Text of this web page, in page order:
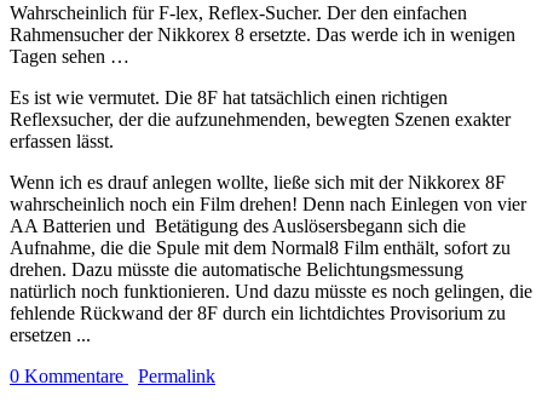
Wahrscheinlich für F-lex, Reflex-Sucher. Der den einfachen
Rahmensucher der Nikkorex 8 ersetzte. Das werde ich in wenigen
Tagen sehen …
Es ist wie vermutet. Die 8F hat tatsächlich einen richtigen
Reflexsucher, der die aufzunehmenden, bewegten Szenen exakter
erfassen lässt.
Wenn ich es drauf anlegen wollte, ließe sich mit der Nikkorex 8F
wahrscheinlich noch ein Film drehen! Denn nach Einlegen von vier
AA Batterien und Betätigung des Auslösersbegann sich die
Aufnahme, die die Spule mit dem Normal8 Film enthält, sofort zu
drehen. Dazu müsste die automatische Belichtungsmessung
natürlich noch funktionieren. Und dazu müsste es noch gelingen, die
fehlende Rückwand der 8F durch ein lichtdichtes Provisorium zu
ersetzen ...
0 Kommentare
Permalink